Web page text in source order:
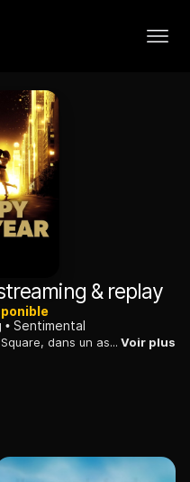
& replay
Sentimental
En couple, à la maternité, sur Time Square, dans un ascenseur, en riant, en pleurant, des New-Yorkais fêtent le nouvel an et approfondissent leurs sentiments. Voir plus